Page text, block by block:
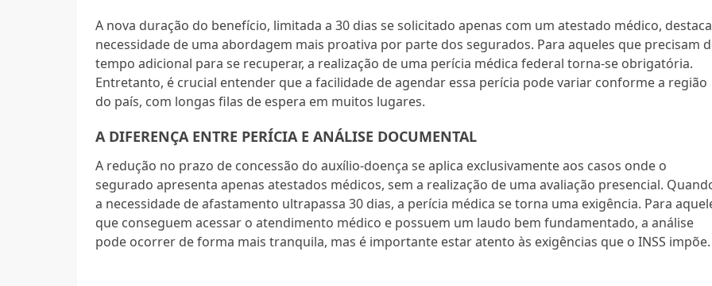
A nova duração do benefício, limitada a 30 dias se solicitado apenas com um atestado médico,
necessidade de uma abordagem mais proativa por parte dos segurados. Para aqueles que precisam
tempo adicional para se recuperar, a realização de uma perícia médica federal torna-se obrigatória.
Entretanto, é crucial entender que a facilidade de agendar essa perícia pode variar conforme a região
do país, com longas filas de espera em muitos lugares.
A DIFERENÇA ENTRE PERÍCIA E ANÁLISE DOCUMENTAL
A redução no prazo de concessão do auxílio-doença se aplica exclusivamente aos casos onde o
segurado apresenta apenas atestados médicos, sem a realização de uma avaliação presencial.
a necessidade de afastamento ultrapassa 30 dias, a perícia médica se torna uma exigência. Para
que conseguem acessar o atendimento médico e possuem um laudo bem fundamentado, a análise
pode ocorrer de forma mais tranquila, mas é importante estar atento às exigências que o INSS impõe.